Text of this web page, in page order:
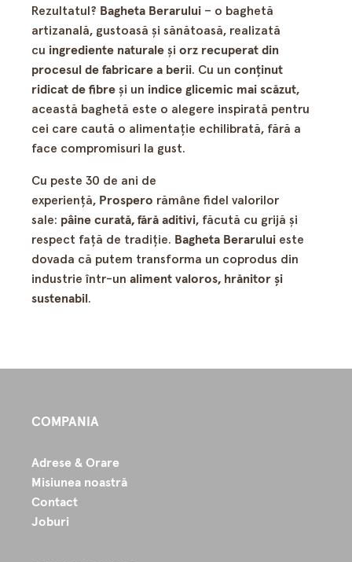
Rezultatul? Bagheta Berarului – o baghetă
artizanală, gustoasă și sănătoasă, realizată
cu ingrediente naturale și orz recuperat din
procesul de fabricare a berii. Cu un conținut
ridicat de fibre și un indice glicemic mai scăzut,
această baghetă este o alegere inspirată pentru
cei care caută o alimentație echilibrată, fără a
face compromisuri la gust.
Cu peste 30 de ani de
experiență, Prospero rămâne fidel valorilor
sale: pâine curată, fără aditivi, făcută cu grijă și
respect față de tradiție. Bagheta Berarului este
dovada că putem transforma un coprodus din
industrie într-un aliment valoros, hrănitor și
sustenabil.
COMPANIA
Adrese & Orare
Misiunea noastră
Contact
Joburi